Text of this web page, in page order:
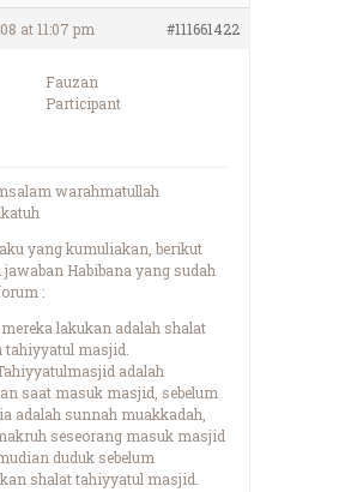
at 11:07 pm #111661422
Fauzan
Participant
warahmatullah
yang kumuliakan, berikut
Habibana yang sudah
:
lakukan adalah shalat
tahiyyatul masjid.
adalah
saat masuk masjid, sebelum
adalah sunnah muakkadah,
seseorang masuk masjid
duduk sebelum
shalat tahiyyatul masjid.